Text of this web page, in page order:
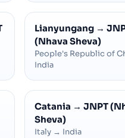
Lianyungang →
(Nhava Sheva)
People's Republic of
India
Catania → JNPT
Sheva)
Italy → India